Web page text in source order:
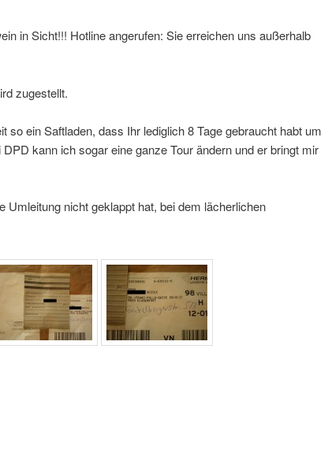
in Sicht!!! Hotline angerufen: Sie erreichen uns außerhalb
zugestellt.
so ein Saftladen, dass Ihr lediglich 8 Tage gebraucht habt um
kann ich sogar eine ganze Tour ändern und er bringt mir
Umleitung nicht geklappt hat, bei dem lächerlichen